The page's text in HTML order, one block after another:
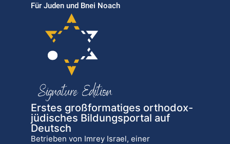
Für Juden und Bnei Noach
Erstes großformatiges orthodox-
jüdisches Bildungsportal auf
Deutsch
Betrieben von Imrey Israel, einer